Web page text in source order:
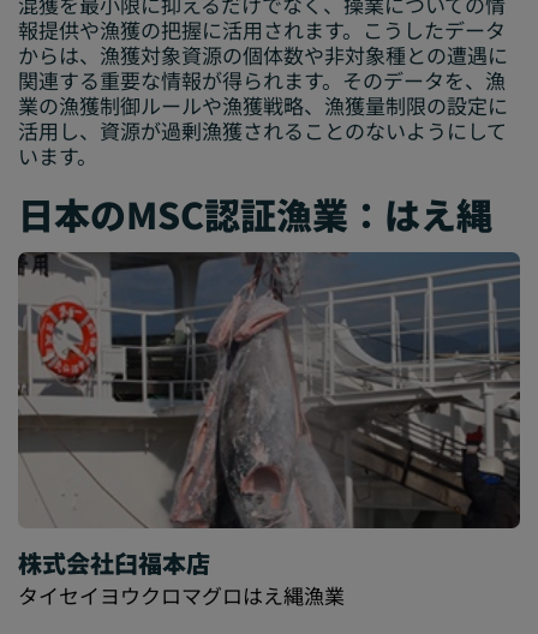
報提供や漁獲の把握に活用されます。こうしたデータ
からは、漁獲対象資源の個体数や非対象種との遭遇に
関連する重要な情報が得られます。そのデータを、漁
業の漁獲制御ルールや漁獲戦略、漁獲量制限の設定に
活用し、資源が過剰漁獲されることのないようにして
います。
日本のMSC認証漁業：はえ縄
株式会社臼福本店
タイセイヨウクロマグロはえ縄漁業